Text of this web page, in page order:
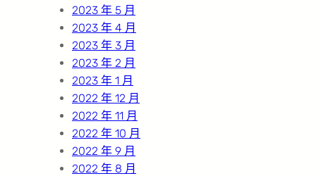
2023 年 5 月
2023 年 4 月
2023 年 3 月
2023 年 2 月
2023 年 1 月
2022 年 12 月
2022 年 11 月
2022 年 10 月
2022 年 9 月
2022 年 8 月